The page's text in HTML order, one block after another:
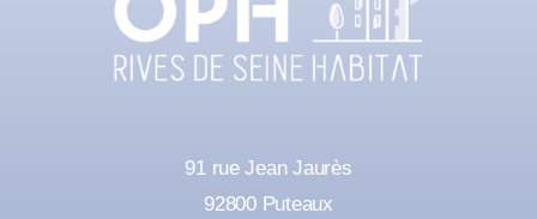
91 rue Jean Jaurès
92800 Puteaux